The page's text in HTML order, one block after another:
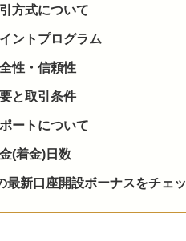
方式について
ントプログラム
性・信頼性
と取引条件
ートについて
(着金)日数
新口座開設ボーナスをチェッ